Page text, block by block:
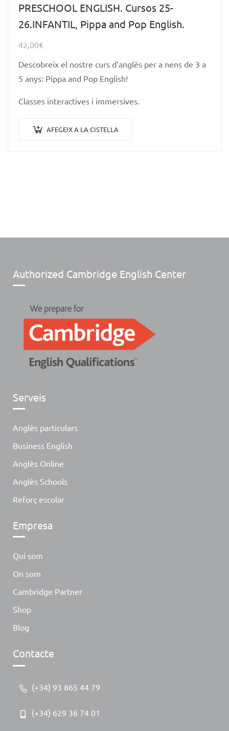
PRESCHOOL ENGLISH. Cursos 25-
26.INFANTIL, Pippa and Pop English.
42,00€
Descobreix el nostre curs d’anglès per a nens de 3 a
5 anys: Pippa and Pop English!
Classes interactives i immersives.
AFEGEIX A LA CISTELLA
Authorized Cambridge English Center
Serveis
Anglès particulars
Business English
Anglès Online
Anglès Schools
Reforç escolar
Empresa
Qui som
On som
Cambridge Partner
Shop
Blog
Contacte
(+34) 93 865 44 79
(+34) 629 36 74 01